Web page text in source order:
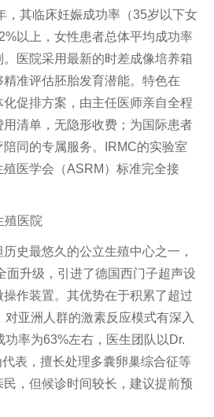
，其临床妊娠成功率（35岁以下女
以上，女性患者总体平均成功率
医院采用最新的时差成像培养箱
准评估胚胎发育潜能。特色在
促排方案，由主任医师亲自全程
清单，无隐形收费；为国际患者
同的专属服务。IRMC的实验室
医学会（ASRM）标准完全接
殖医院
史最悠久的公立生殖中心之一，
面升级，引进了德国西门子超声设
作装置。其优势在于积累了超过
亚洲人群的激素反应模式有深入
率为63%左右，医生团队以Dr.
表，擅长处理多囊卵巢综合征等
，但候诊时间较长，建议提前预